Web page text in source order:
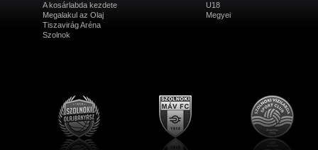
A kosárlabda kezdete
Megalakul az Olaj
Tiszavirág Aréna
Szolnok
U18
Megyei